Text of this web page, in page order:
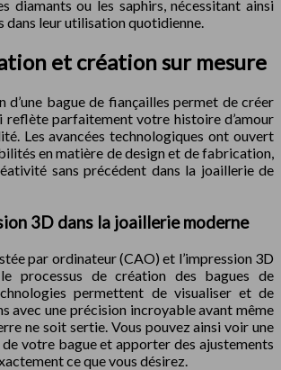
diamants ou les saphirs, nécessitant ainsi
dans leur utilisation quotidienne.
et création sur mesure
d’une bague de fiançailles permet de créer
reflète parfaitement votre histoire d’amour
Les avancées technologiques ont ouvert
en matière de design et de fabrication,
sans précédent dans la joaillerie de
3D dans la joaillerie moderne
par ordinateur (CAO) et l’impression 3D
processus de création des bagues de
permettent de visualiser et de
avec une précision incroyable avant même
ne soit sertie. Vous pouvez ainsi voir une
votre bague et apporter des ajustements
ce que vous désirez.